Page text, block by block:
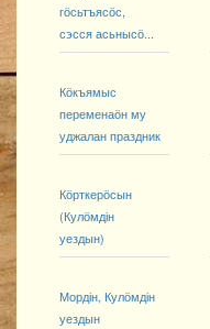
гӧсьтъясӧс,
сэсся асьнысӧ...
Кӧкъямыс
переменаӧн му
уджалан праздник
Кӧрткерӧсын
(Кулӧмдін
уездын)
Мордін, Кулӧмдін
уездын